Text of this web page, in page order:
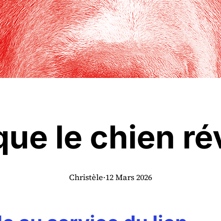
le chien
Christèle·12 Mars 2026